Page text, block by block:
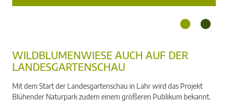
WILDBLUMENWIESE AUCH AUF DER
LANDESGARTENSCHAU
Mit dem Start der Landesgartenschau in Lahr wird das Projekt
Blühender Naturpark zudem einem größeren Publikum bekannt.